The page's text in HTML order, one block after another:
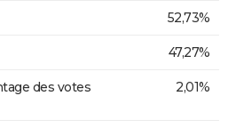
52,73%
47,27%
des votes
2,01%